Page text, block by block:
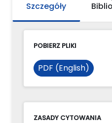
Szczegóły
POBIERZ PLIKI
PDF (English)
ZASADY CYTOWANIA